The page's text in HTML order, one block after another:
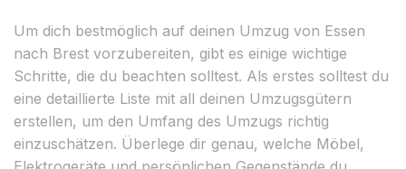
Um dich bestmöglich auf deinen Umzug von Essen
nach Brest vorzubereiten, gibt es einige wichtige
Schritte, die du beachten solltest. Als erstes solltest du
eine detaillierte Liste mit all deinen Umzugsgütern
erstellen, um den Umfang des Umzugs richtig
einzuschätzen. Überlege dir genau, welche Möbel,